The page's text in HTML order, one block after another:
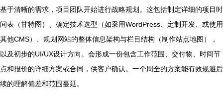
基于清晰的需求，项目团队开始进行战略规划。这包括制定详细的项目时
间表（甘特图）、确定技术选型（如采用WordPress、定制开发、或使用
其他CMS）、规划网站的整体信息架构与栏目结构（制作站点地图），
以及初步的UI/UX设计方向。会形成一份包含工作范围、交付物、时间节
点和报价的详细方案或合同，供客户确认。一个周全的方案能有效规避后
续的理解偏差和范围蔓延。